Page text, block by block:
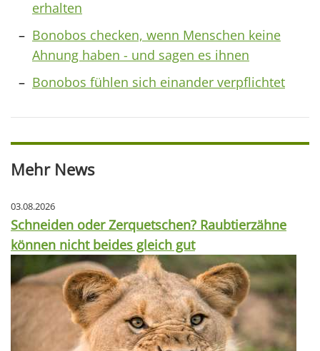
erhalten
Bonobos checken, wenn Menschen keine
Ahnung haben - und sagen es ihnen
Bonobos fühlen sich einander verpflichtet
Mehr News
03.08.2026
Schneiden oder Zerquetschen? Raubtierzähne
können nicht beides gleich gut